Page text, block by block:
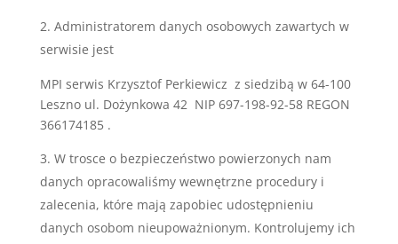
Administratorem danych osobowych zawartych w
serwisie jest
MPI serwis Krzysztof Perkiewicz z siedzibą w 64-100
Leszno ul. Dożynkowa 42 NIP 697-198-92-58 REGON
366174185 .
W trosce o bezpieczeństwo powierzonych nam
danych opracowaliśmy wewnętrzne procedury i
zalecenia, które mają zapobiec udostępnieniu
danych osobom nieupoważnionym. Kontrolujemy ich